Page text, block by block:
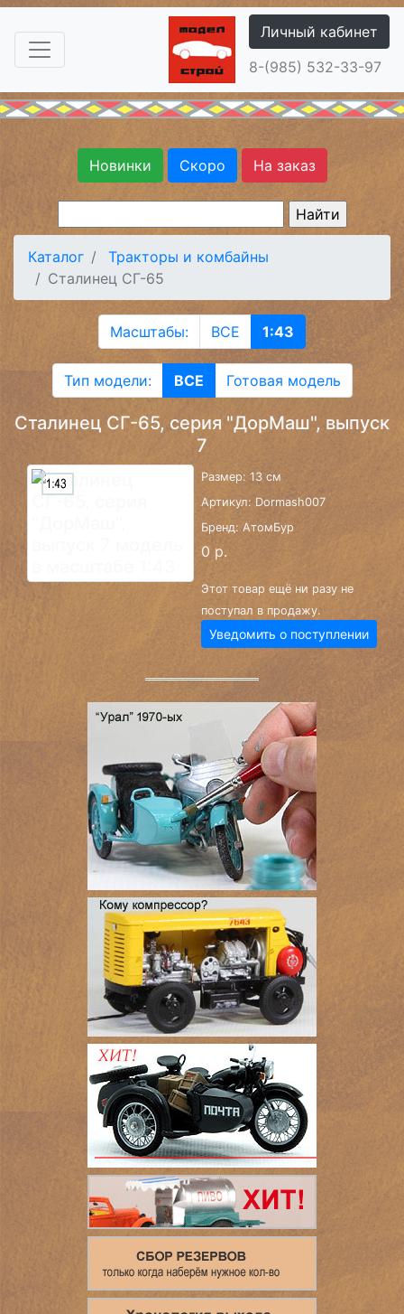
Личный кабинет
8-(985) 532-33-97
Новинки Скоро На заказ
Каталог
Тракторы и комбайны
Сталинец СГ-65
Масштабы: ВСЕ 1:43
Тип модели: ВСЕ Готовая модель
Сталинец СГ-65, серия "ДорМаш", выпуск
7
Размер: 13 см
Артикул: Dormash007
Бренд: АтомБур
0 р.
Этот товар ещё ни разу не
поступал в продажу.
Уведомить о поступлении